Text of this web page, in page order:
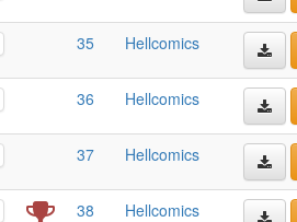
35 Hellcomics
36 Hellcomics
37 Hellcomics
38 Hellcomics